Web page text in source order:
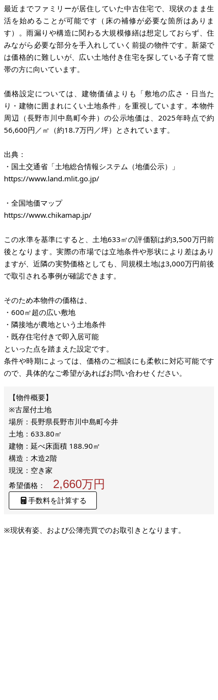
最近までファミリーが居住していた中古住宅で、現状のまま生
活を始めることが可能です（床の補修が必要な箇所はありま
す）。雨漏りや構造に関わる大規模修繕は想定しておらず、住
みながら必要な部分を手入れしていく前提の物件です。新築で
は価格的に難しいが、広い土地付き住宅を探している子育て世
帯の方に向いています。
価格設定については、建物価値よりも「敷地の広さ・日当た
り・建物に囲まれにくい土地条件」を重視しています。本物件
周辺（長野市川中島町今井）の公示地価は、2025年時点で約
56,600円／㎡（約18.7万円／坪）とされています。
出典：
・国土交通省「土地総合情報システム（地価公示）」
https://www.land.mlit.go.jp/
・全国地価マップ
https://www.chikamap.jp/
この水準を基準にすると、土地633㎡の評価額は約3,500万円前
後となります。実際の市場では立地条件や形状により差はあり
ますが、近隣の実勢価格としても、同規模土地は3,000万円前後
で取引される事例が確認できます。
そのため本物件の価格は、
・600㎡超の広い敷地
・隣接地が農地という土地条件
・既存住宅付きで即入居可能
といった点を踏まえた設定です。
条件や時期によっては、価格のご相談にも柔軟に対応可能です
ので、具体的なご希望があればお問い合わせください。
※古屋付土地
場所：長野県長野市川中島町今井
土地：633.80㎡
建物：延べ床面積 188.90㎡
構造：木造2階
現況：空き家
希望価格：
2,660万円
手数料を計算する
※現状有姿、および公簿売買でのお取引きとなります。